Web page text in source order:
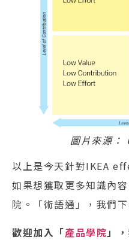
圖片來源
以上是今天針對IKEA
如果想獲取更多知識內
院。「術語通」，我們下
歡迎加入「產品學院 」